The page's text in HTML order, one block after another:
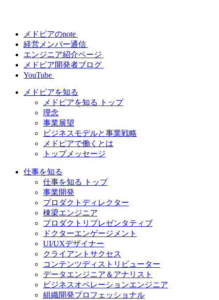
メドピアのnote
経営メンバー通信
エンジニア紹介ページ
メドピア開発者ブログ
YouTube
メドピアを知る
メドピアを知る トップ
理念
事業展望
ビジネスモデルと事業戦略
メドピアで働くとは
トップメッセージ
仕事を知る
仕事を知る トップ
事業開発
プロダクトディレクター
棟梁エンジニア
プロダクトリプレゼンタティブ
ドクターエンゲージメント
UI/UXデザイナー
クライアントサクセス
コンテンツディストリビューター
データエンジニア＆アナリスト
ビジネスオペレーションエンジニア
組織開発プロフェッショナル